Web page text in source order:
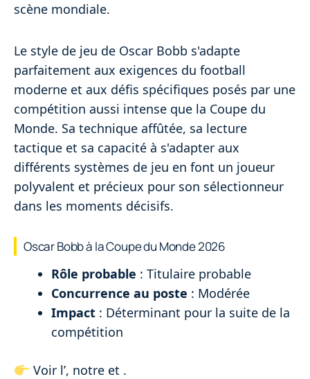
scène mondiale.
Le style de jeu de Oscar Bobb s'adapte
parfaitement aux exigences du football
moderne et aux défis spécifiques posés par une
compétition aussi intense que la Coupe du
Monde. Sa technique affûtée, sa lecture
tactique et sa capacité à s'adapter aux
différents systèmes de jeu en font un joueur
polyvalent et précieux pour son sélectionneur
dans les moments décisifs.
Oscar Bobb à la Coupe du Monde 2026
Rôle probable : Titulaire probable
Concurrence au poste : Modérée
Impact : Déterminant pour la suite de la
compétition
Voir l’, notre et .